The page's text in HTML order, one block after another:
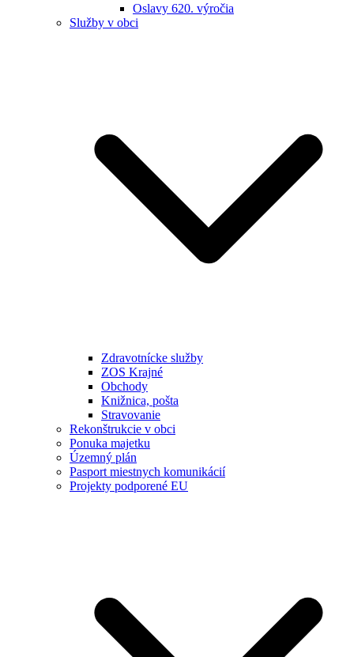
Oslavy 620. výročia
Služby v obci
Zdravotnícke služby
ZOS Krajné
Obchody
Knižnica, pošta
Stravovanie
Rekonštrukcie v obci
Ponuka majetku
Územný plán
Pasport miestnych komunikácií
Projekty podporené EU